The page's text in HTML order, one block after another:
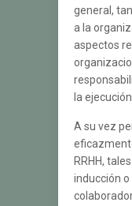
general,
a la
aspectos
la
A su vez
RRHH,
inducción